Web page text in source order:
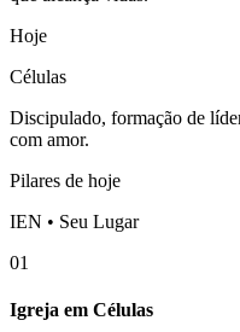
Hoje
Células
Discipulado, formação de
com amor.
Pilares de hoje
IEN • Seu Lugar
01
Igreja em Células